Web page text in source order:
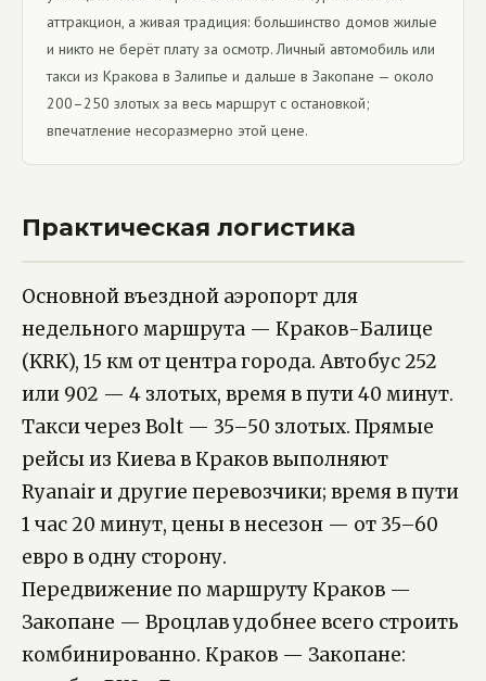
аттракцион, а живая традиция: большинство домов жилые
и никто не берёт плату за осмотр. Личный автомобиль или
такси из Кракова в Залипье и дальше в Закопане — около
200–250 злотых за весь маршрут с остановкой;
впечатление несоразмерно этой цене.
Практическая логистика
Основной въездной аэропорт для
недельного маршрута — Краков-Балице
(KRK), 15 км от центра города. Автобус 252
или 902 — 4 злотых, время в пути 40 минут.
Такси через Bolt — 35–50 злотых. Прямые
рейсы из Киева в Краков выполняют
Ryanair и другие перевозчики; время в пути
1 час 20 минут, цены в несезон — от 35–60
евро в одну сторону.
Передвижение по маршруту Краков —
Закопане — Вроцлав удобнее всего строить
комбинированно. Краков — Закопане: